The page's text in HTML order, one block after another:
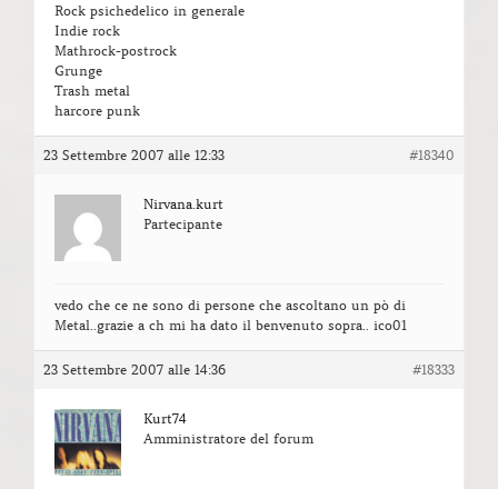
Rock psichedelico in generale
Indie rock
Mathrock-postrock
Grunge
Trash metal
harcore punk
23 Settembre 2007 alle 12:33 #18340
Nirvana.kurt
Partecipante
vedo che ce ne sono di persone che ascoltano un pò di
Metal..grazie a ch mi ha dato il benvenuto sopra.. ico01
23 Settembre 2007 alle 14:36 #18333
Kurt74
Amministratore del forum